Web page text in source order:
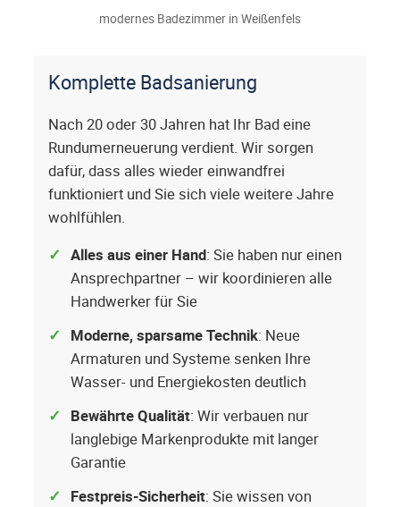
modernes Badezimmer in Weißenfels
Komplette Badsanierung
Nach 20 oder 30 Jahren hat Ihr Bad eine
Rundumerneuerung verdient. Wir sorgen
dafür, dass alles wieder einwandfrei
funktioniert und Sie sich viele weitere Jahre
wohlfühlen.
Alles aus einer Hand: Sie haben nur einen
Ansprechpartner – wir koordinieren alle
Handwerker für Sie
Moderne, sparsame Technik: Neue
Armaturen und Systeme senken Ihre
Wasser- und Energiekosten deutlich
Bewährte Qualität: Wir verbauen nur
langlebige Markenprodukte mit langer
Garantie
Festpreis-Sicherheit: Sie wissen von